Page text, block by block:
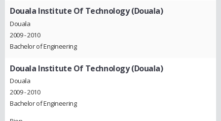
Douala Institute Of Technology (Douala)
Douala
2009 - 2010
Bachelor of Engineering
Douala Institute Of Technology (Douala)
Douala
2009 - 2010
Bachelor of Engineering